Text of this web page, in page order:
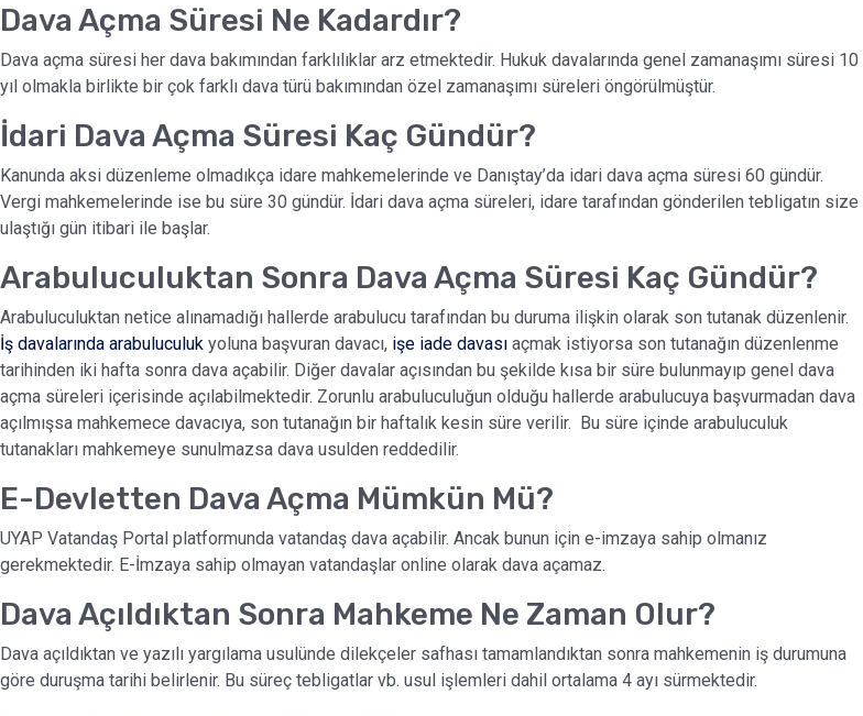
Dava Açma Süresi Ne Kadardır?
Dava açma süresi her dava bakımından farklılıklar arz etmektedir. Hukuk davalarında genel zamanaşımı süresi 10
yıl olmakla birlikte bir çok farklı dava türü bakımından özel zamanaşımı süreleri öngörülmüştür.
İdari Dava Açma Süresi Kaç Gündür?
Kanunda aksi düzenleme olmadıkça idare mahkemelerinde ve Danıştay’da idari dava açma süresi 60 gündür.
Vergi mahkemelerinde ise bu süre 30 gündür. İdari dava açma süreleri, idare tarafından gönderilen tebligatın size
ulaştığı gün itibari ile başlar.
Arabuluculuktan Sonra Dava Açma Süresi Kaç Gündür?
Arabuluculuktan netice alınamadığı hallerde arabulucu tarafından bu duruma ilişkin olarak son tutanak düzenlenir.
İş davalarında arabuluculuk yoluna başvuran davacı, işe iade davası açmak istiyorsa son tutanağın düzenlenme
tarihinden iki hafta sonra dava açabilir. Diğer davalar açısından bu şekilde kısa bir süre bulunmayıp genel dava
açma süreleri içerisinde açılabilmektedir. Zorunlu arabuluculuğun olduğu hallerde arabulucuya başvurmadan dava
açılmışsa mahkemece davacıya, son tutanağın bir haftalık kesin süre verilir. Bu süre içinde arabuluculuk
tutanakları mahkemeye sunulmazsa dava usulden reddedilir.
E-Devletten Dava Açma Mümkün Mü?
UYAP Vatandaş Portal platformunda vatandaş dava açabilir. Ancak bunun için e-imzaya sahip olmanız
gerekmektedir. E-İmzaya sahip olmayan vatandaşlar online olarak dava açamaz.
Dava Açıldıktan Sonra Mahkeme Ne Zaman Olur?
Dava açıldıktan ve yazılı yargılama usulünde dilekçeler safhası tamamlandıktan sonra mahkemenin iş durumuna
göre duruşma tarihi belirlenir. Bu süreç tebligatlar vb. usul işlemleri dahil ortalama 4 ayı sürmektedir.